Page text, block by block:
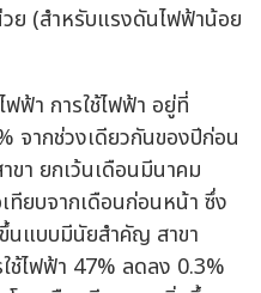
ย (สำหรับแรงดันไฟฟ้าน้อย
ฟฟ้า การใช้ไฟฟ้า อยู่ที่
จากช่วงเดียวกันของปีก่อน
ขา ยกเว้นเดือนมีนาคม
ทียบจากเดือนก่อนหน้า ซึ่ง
นแบบมีนัยสำคัญ สาขา
ช้ไฟฟ้า 47% ลดลง 0.3%